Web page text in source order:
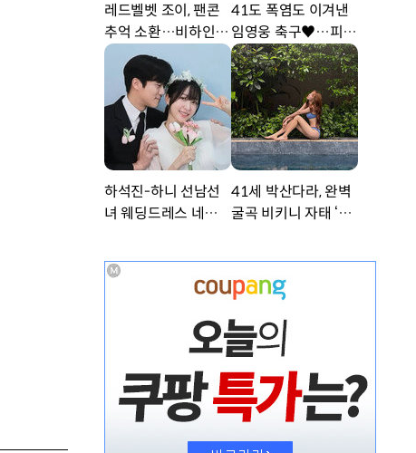
레드벨벳 조이, 팬콘
추억 소환…비하인드
공개 [DA★]
41도 폭염도 이겨낸
임영웅 축구♥…피지
컬 난리 [DA★]
하석진-하니 선남선
녀 웨딩드레스 네컷사
★]
41세 박산다라, 완벽
굴곡 비키니 자태 ‘부